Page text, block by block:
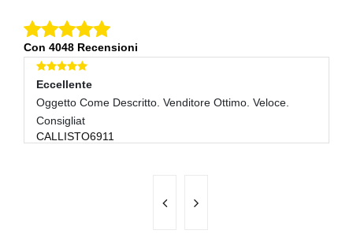
Con 4048 Recensioni
Eccellente
Oggetto Come Descritto. Venditore Ottimo. Veloce.
Consigliat
CALLISTO6911